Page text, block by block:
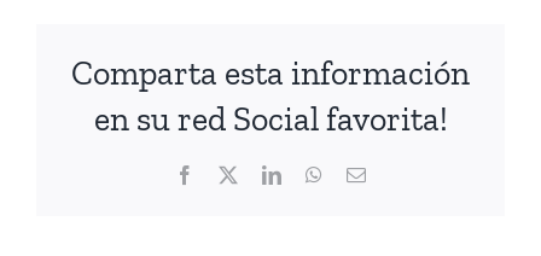
Comparta esta información
en su red Social favorita!
Facebook LinkedInWhatsApp
Correo